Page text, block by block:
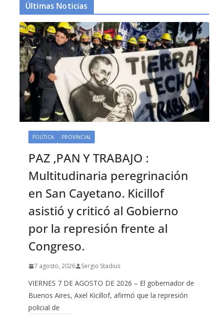
Últimas Noticias
POLÍTICA PROVINCIAL
PAZ ,PAN Y TRABAJO :
Multitudinaria peregrinación
en San Cayetano. Kicillof
asistió y criticó al Gobierno
por la represión frente al
Congreso.
7 agosto, 2026 Sergio Stadius
VIERNES 7 DE AGOSTO DE 2026 – El gobernador de
Buenos Aires, Axel Kicillof, afirmó que la represión
policial de